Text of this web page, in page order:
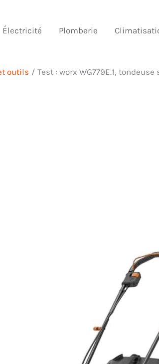
Électricité Plomberie
outils Test : worx WG779E.1,